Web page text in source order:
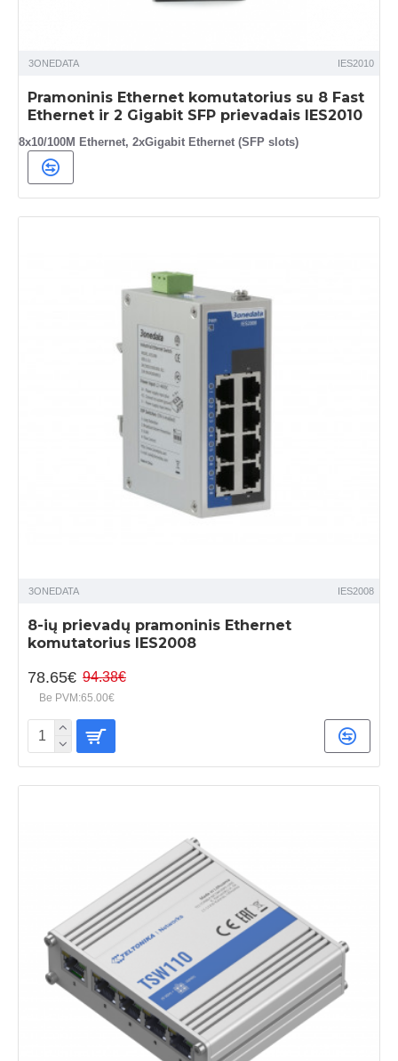
3ONEDATA IES2010
Pramoninis Ethernet komutatorius su 8 Fast
Ethernet ir 2 Gigabit SFP prievadais IES2010
8x10/100M Ethernet, 2xGigabit Ethernet (SFP slots)
3ONEDATA IES2008
8-ių prievadų pramoninis Ethernet
komutatorius IES2008
78.65€ 94.38€
Be PVM:65.00€